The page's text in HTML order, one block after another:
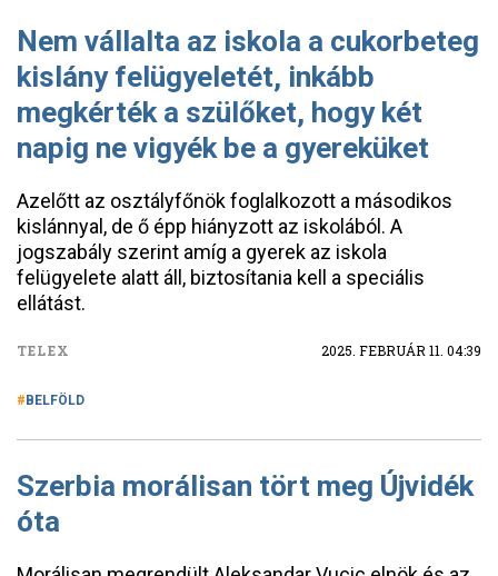
Nem vállalta az iskola a cukorbeteg
kislány felügyeletét, inkább
megkérték a szülőket, hogy két
napig ne vigyék be a gyereküket
Azelőtt az osztályfőnök foglalkozott a másodikos
kislánnyal, de ő épp hiányzott az iskolából. A
jogszabály szerint amíg a gyerek az iskola
felügyelete alatt áll, biztosítania kell a speciális
ellátást.
TELEX 2025. FEBRUÁR 11. 04:39
BELFÖLD
Szerbia morálisan tört meg Újvidék
óta